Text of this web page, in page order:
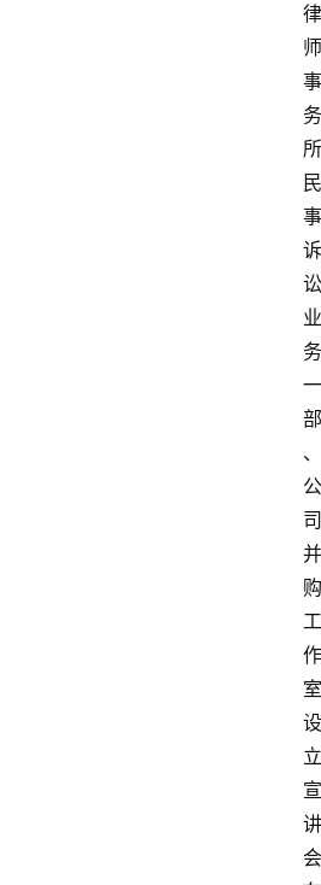
律
师
事
务
所
民
事
诉
讼
业
务
一
部
、
公
司
并
购
工
作
室
设
立
宣
讲
会